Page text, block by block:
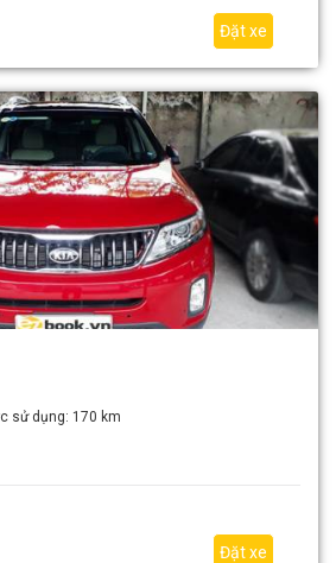
Đặt xe
sử dụng: 170 km
Đặt xe